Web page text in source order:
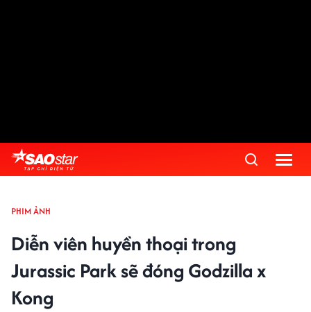
PHIM ẢNH
Diễn viên huyền thoại trong
Jurassic Park sẽ đóng Godzilla x
Kong